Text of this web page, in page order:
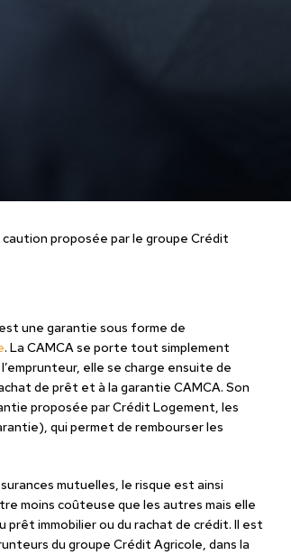
proposée par le groupe Crédit
une garantie sous forme de
. La CAMCA se porte tout simplement
elle se charge ensuite de
de prêt et à la garantie CAMCA. Son
proposée par Crédit Logement, les
qui permet de rembourser les
mutuelles, le risque est ainsi
moins coûteuse que les autres mais elle
prêt immobilier ou du rachat de crédit. Il est
du groupe Crédit Agricole, dans la